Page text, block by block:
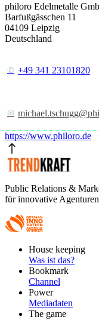
philoro Edelmetalle
Barfußgässchen 11
04109 Leipzig
Deutschland
+49 341 23101820
https://www.philoro.de
Public Relations &
für innovative
FooterHouse keeping
Was ist das?
Bookmark
Channel
Power
Mediadaten
The game